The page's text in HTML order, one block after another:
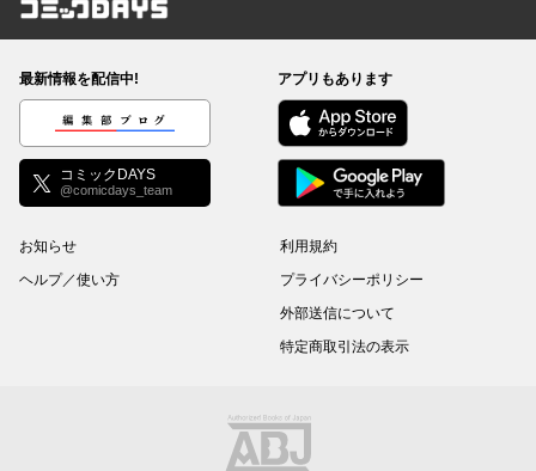
コミックDAYS
最新情報を配信中!
編集部ブログ
コミックDAYS
@comicdays_team
アプリもあります
お知らせ
ヘルプ／使い方
利用規約
プライバシーポリシー
外部送信について
特定商取引法の表示